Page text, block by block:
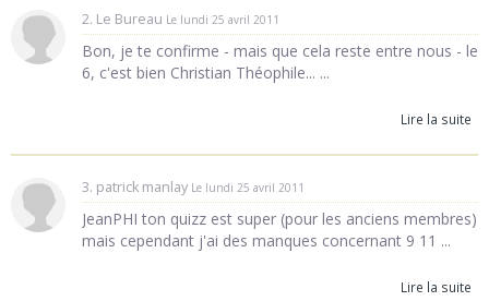
2. Le Bureau Le lundi 25 avril 2011
Bon, je te confirme - mais que cela reste entre nous - le
6, c'est bien Christian Théophile... ...
Lire la suite
3. patrick manlay Le lundi 25 avril 2011
JeanPHI ton quizz est super (pour les anciens membres)
mais cependant j'ai des manques concernant 9 11 ...
Lire la suite